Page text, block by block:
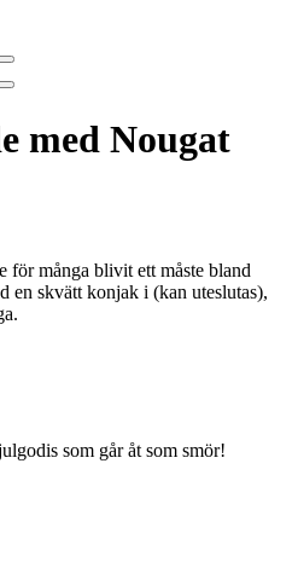
med Nougat
för många blivit ett måste bland
en skvätt konjak i (kan uteslutas),
som går åt som smör!